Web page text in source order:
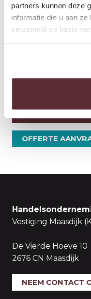
partners kunnen deze
informatie die u aan
verzameld op basis
BEKIJK OOK
OFFERTE
Vestiging Maasdijk
De Vierde Hoeve 10
2676 CN Maasdijk
NEEM CONTACT